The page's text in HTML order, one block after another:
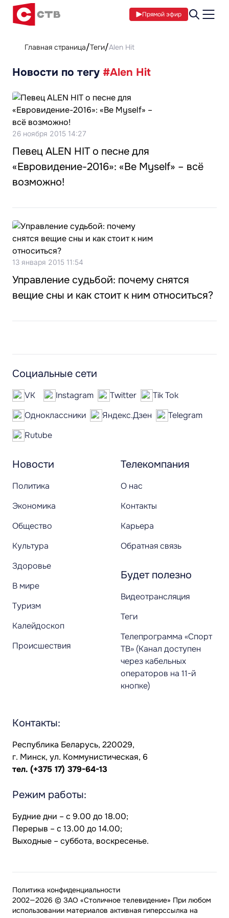
Прямой эфир
Главная страница Теги Alen Hit
Новости по тегу #Alen Hit
26 ноября 2015 14:27
Певец ALEN HIT о песне для
«Евровидение-2016»: «Be Myself» – всё
возможно!
13 января 2015 11:54
Управление судьбой: почему снятся
вещие сны и как стоит к ним относиться?
Новости
Политика
Экономика
Общество
Культура
Здоровье
В мире
Туризм
Калейдоскоп
Происшествия
Телекомпания
О нас
Контакты
Карьера
Обратная связь
Будет полезно
Видеотрансляция
Теги
Телепрограмма «Спорт
ТВ» (Канал доступен
через кабельных
операторов на 11-й
кнопке)
Социальные сети
VK Instagram Twitter
Tik Tok
Одноклассники
Яндекс.Дзен
Telegram
Rutube
Контакты:
Республика Беларусь, 220029,
г. Минск, ул. Коммунистическая, 6
тел. (+375 17) 379-64-13
Режим работы:
Будние дни – с 9.00 до 18.00;
Перерыв – с 13.00 до 14.00;
Выходные – суббота, воскресенье.
2002—2026 © ЗАО «Столичное телевидение» При любом
использовании материалов активная гиперссылка на
Политика конфиденциальности